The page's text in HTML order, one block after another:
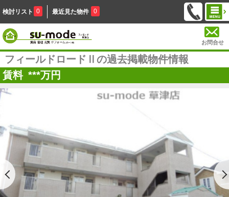
検討リスト 0 最近見た物件 0
お問合せ
フィールドロードⅡの過去掲載物件情報
賃料 ***万円